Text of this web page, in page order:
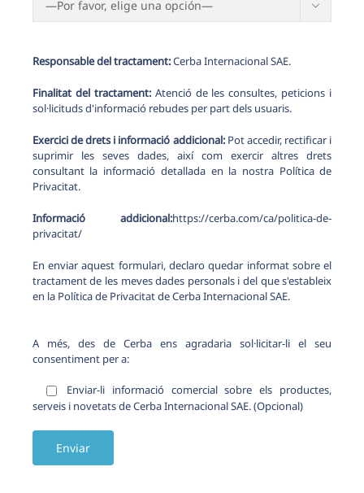

Responsable del tractament:Cerba Internacional SAE.
Finalitat del tractament:Atenció de les consultes, peticions i
sol·licituds d'informació rebudes per part dels usuaris.
Exercici de drets i informació addicional:Pot accedir, rectificar i
suprimir les seves dades, així com exercir altres drets
consultant la informació detallada en la nostra Política de
Privacitat.
Informació addicional:https://cerba.com/ca/politica-de-
privacitat/
En enviar aquest formulari, declaro quedar informat sobre el
tractament de les meves dades personals i del que s'estableix
en la Política de Privacitat de Cerba Internacional SAE.
A més, des de Cerba ens agradaria sol·licitar-li el seu
consentiment per a:
Enviar-li informació comercial sobre els productes,
serveis i novetats de Cerba Internacional SAE. (Opcional)